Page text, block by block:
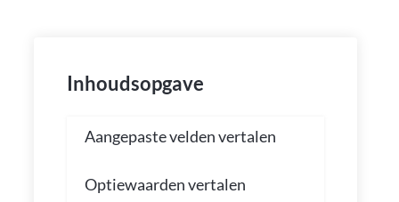
Inhoudsopgave
Aangepaste velden vertalen
Optiewaarden vertalen